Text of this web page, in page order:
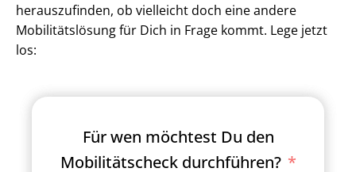
herauszufinden, ob vielleicht doch eine andere
Mobilitätslösung für Dich in Frage kommt. Lege jetzt
los:
Für wen möchtest Du den
Mobilitätscheck durchführen?